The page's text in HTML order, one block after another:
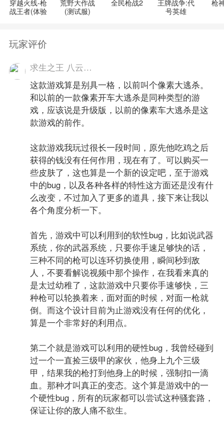
穿越火线-枪
战王者(体验
荒野大作战
(测试服)
全民枪战2
王牌战争:代
号英雄
枪
玩家评价
求生之王 八云風的试玩体验
这款游戏算是别具一格，以前叫个像素大逃杀。
和以前的一款像素开车大逃杀是同种类型的游
戏，应该说是升级版，以前的像素车大逃杀是这
款游戏的前作。
这款游戏我玩过很长一段时间，原先他吃鸡之后
获得的钱没有任何作用，现在有了。可以购买一
些皮肤了，这也算是一个新的设定吧，至于游戏
中的bug，以及各种各样的特性这方面还是没有什
么改变，不过加入了更多的道具，接下来让我以
各个角度分析一下。
首先，游戏中可以利用到的软性bug，比如说武器
系统，你的武器系统，只要你手速足够快的话，
三种不同的枪可以连环切换使用，瞬间秒到敌
人，不要看解说视频中那个操作，在我看来真的
是太过幼稚了，这款游戏中只要你手速够快，三
种枪可以轮换着来，面对面的时候，对面一枪就
倒。而这个设计目前为止游戏没有任何的优化，
算是一个非常好的利用点。
第二个就是游戏可以利用的硬性bug，我曾经碰到
过一个一直捡三级甲的家伙，他身上九个三级
甲，结果我的枪打到他身上的时候，强制扣一滴
血。那种才叫真正的变态。这个算是游戏中的一
个硬性bug，所有的玩家都可以尝试这种骚套路，
保证让你的敌人痛不欲生。